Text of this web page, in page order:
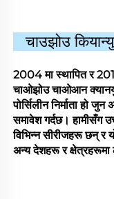
चाउझोउ
2004 मा स्थापित र
चाओझोउ चाओआन
पोर्सिलीन निर्माता हो
समावेश गर्दछ। हामीसँग
विभिन्न सीरीजहरू छन् र
अन्य देशहरू र